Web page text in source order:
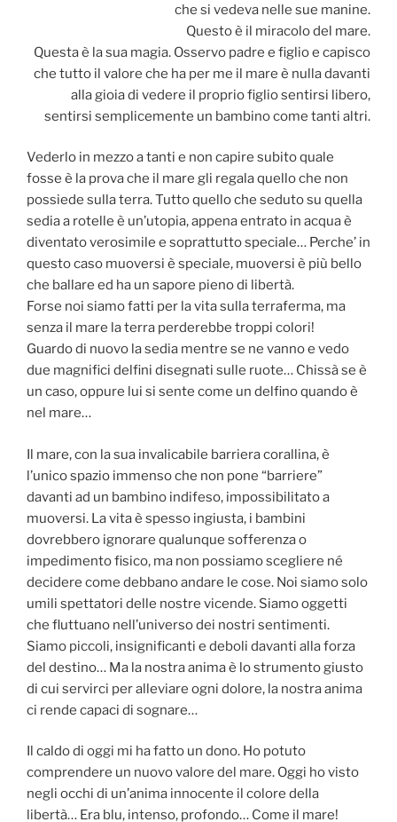
che si vedeva nelle sue manine.
Questo è il miracolo del mare.
Questa è la sua magia. Osservo padre e figlio e capisco
che tutto il valore che ha per me il mare è nulla davanti
alla gioia di vedere il proprio figlio sentirsi libero,
sentirsi semplicemente un bambino come tanti altri.
Vederlo in mezzo a tanti e non capire subito quale
fosse è la prova che il mare gli regala quello che non
possiede sulla terra. Tutto quello che seduto su quella
sedia a rotelle è un’utopia, appena entrato in acqua è
diventato verosimile e soprattutto speciale… Perche’ in
questo caso muoversi è speciale, muoversi è più bello
che ballare ed ha un sapore pieno di libertà.
Forse noi siamo fatti per la vita sulla terraferma, ma
senza il mare la terra perderebbe troppi colori!
Guardo di nuovo la sedia mentre se ne vanno e vedo
due magnifici delfini disegnati sulle ruote… Chissà se è
un caso, oppure lui si sente come un delfino quando è
nel mare…
Il mare, con la sua invalicabile barriera corallina, è
l’unico spazio immenso che non pone “barriere”
davanti ad un bambino indifeso, impossibilitato a
muoversi. La vita è spesso ingiusta, i bambini
dovrebbero ignorare qualunque sofferenza o
impedimento fisico, ma non possiamo scegliere né
decidere come debbano andare le cose. Noi siamo solo
umili spettatori delle nostre vicende. Siamo oggetti
che fluttuano nell’universo dei nostri sentimenti.
Siamo piccoli, insignificanti e deboli davanti alla forza
del destino… Ma la nostra anima è lo strumento giusto
di cui servirci per alleviare ogni dolore, la nostra anima
ci rende capaci di sognare…
Il caldo di oggi mi ha fatto un dono. Ho potuto
comprendere un nuovo valore del mare. Oggi ho visto
negli occhi di un’anima innocente il colore della
libertà… Era blu, intenso, profondo… Come il mare!